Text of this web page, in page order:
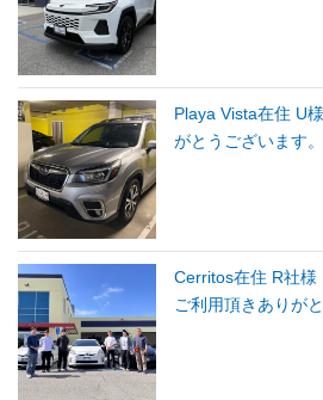
Playa Vista在住 U
がとうございます。
Cerritos在住 R社様
ご利用頂きありが